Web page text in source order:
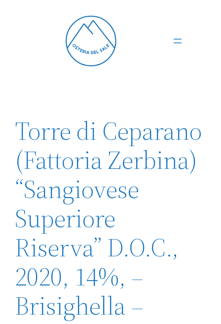
Torre di Ceparano
(Fattoria Zerbina)
“Sangiovese
Superiore
Riserva” D.O.C.,
2020, 14%, –
Brisighella –